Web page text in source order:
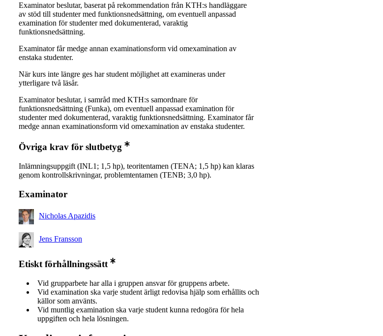
Examinator beslutar, baserat på rekommendation från KTH:s handläggare
av stöd till studenter med funktionsnedsättning, om eventuell anpassad
examination för studenter med dokumenterad, varaktig
funktionsnedsättning.
Examinator får medge annan examinationsform vid omexamination av
enstaka studenter.
När kurs inte längre ges har student möjlighet att examineras under
ytterligare två läsår.
Examinator beslutar, i samråd med KTH:s samordnare för
funktionsnedsättning (Funka), om eventuell anpassad examination för
studenter med dokumenterad, varaktig funktionsnedsättning. Examinator får
medge annan examinationsform vid omexamination av enstaka studenter.
Övriga krav för slutbetyg
Inlämningsuppgift (INL1; 1,5 hp), teoritentamen (TENA; 1,5 hp) kan klaras
genom kontrollskrivningar, problemtentamen (TENB; 3,0 hp).
Examinator
Nicholas Apazidis
Jens Fransson
Etiskt förhållningssätt
Vid grupparbete har alla i gruppen ansvar för gruppens arbete.
Vid examination ska varje student ärligt redovisa hjälp som erhållits och
källor som använts.
Vid muntlig examination ska varje student kunna redogöra för hela
uppgiften och hela lösningen.